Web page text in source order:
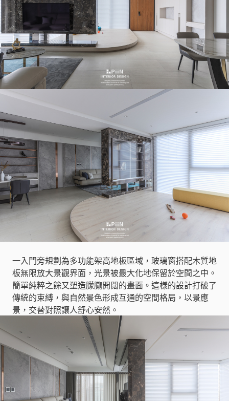
一入門旁規劃為多功能架高地板區域，玻璃窗搭配木質地
板無限放大景觀界面，光景被最大化地保留於空間之中。
簡單純粹之餘又塑造朦朧開闊的畫面。這樣的設計打破了
傳統的束縛，與自然景色形成互通的空間格局，以景應
景，交替對照讓人舒心安然。